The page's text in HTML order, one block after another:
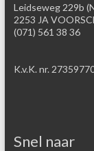
Leidseweg 229b
2253 JA
(071) 561 38 36
K.v.K. nr.
Snel naar